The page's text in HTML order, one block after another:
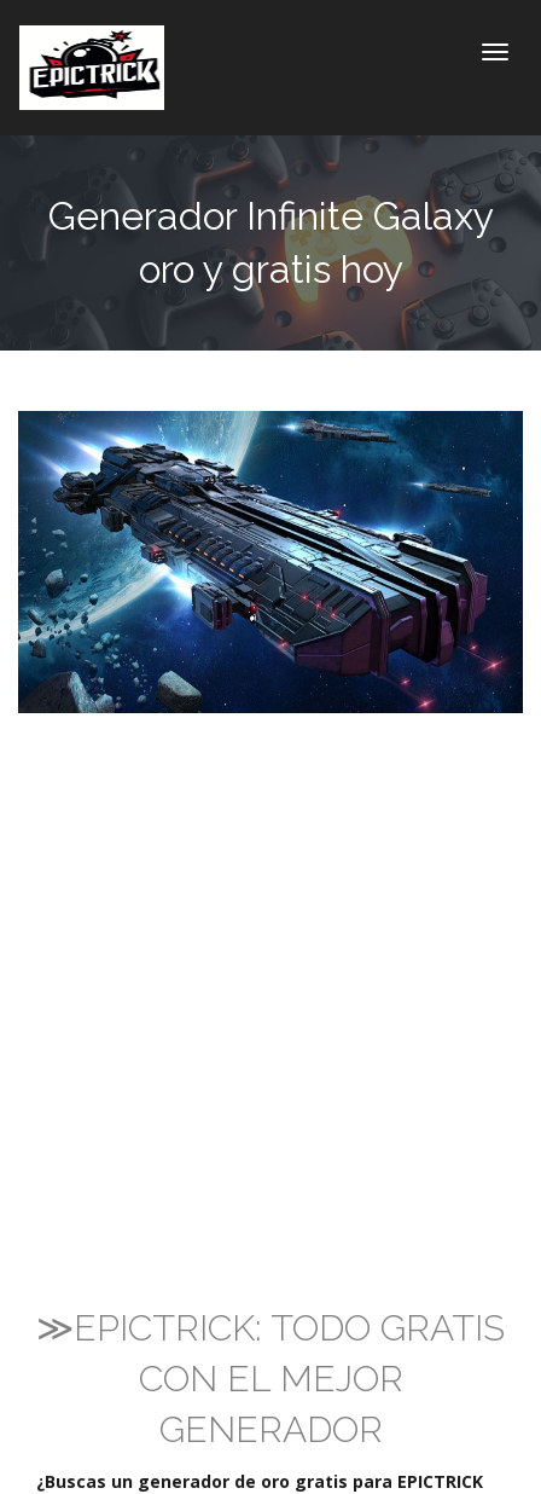
Generador Infinite Galaxy
oro y gratis hoy
≫EPICTRICK: TODO GRATIS
CON EL MEJOR
GENERADOR
¿Buscas un generador de oro gratis para EPICTRICK